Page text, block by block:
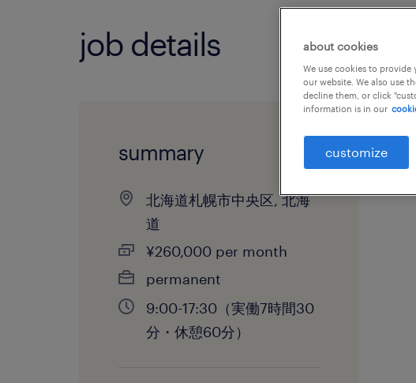
job details
summary
北海道札幌市中央区, 北海
道
¥260,000 per month
permanent
9:00-17:30（実働7時間30
分・休憩60分）
about cookies
We use cookies to
our website. We also use
decline them, or click
information is in our
customize